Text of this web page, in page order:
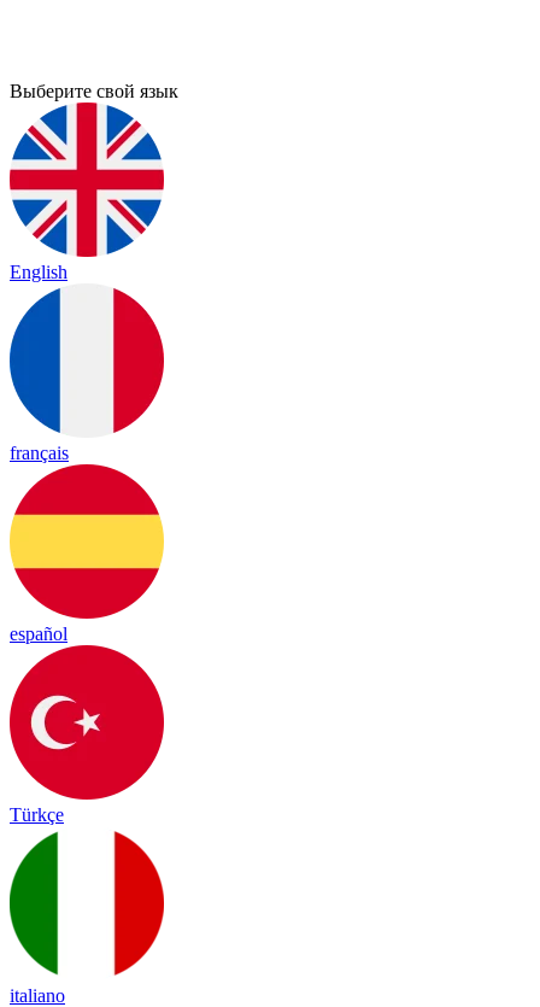
Выберите свой язык
English
français
español
Türkçe
italiano